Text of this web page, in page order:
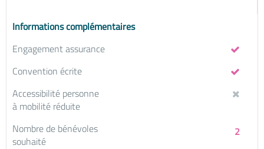
Informations complémentaires
Engagement assurance
Convention écrite
Accessibilité personne
à mobilité réduite
2
Nombre de bénévoles
souhaité